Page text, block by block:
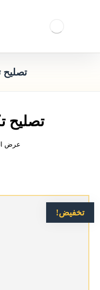
تصليح
تصليح
عرض
تخفيض!